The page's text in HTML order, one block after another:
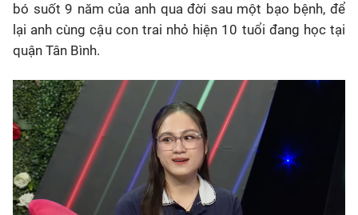
bó suốt 9 năm của anh qua đời sau một bạo bệnh, để
lại anh cùng cậu con trai nhỏ hiện 10 tuổi đang học tại
quận Tân Bình.